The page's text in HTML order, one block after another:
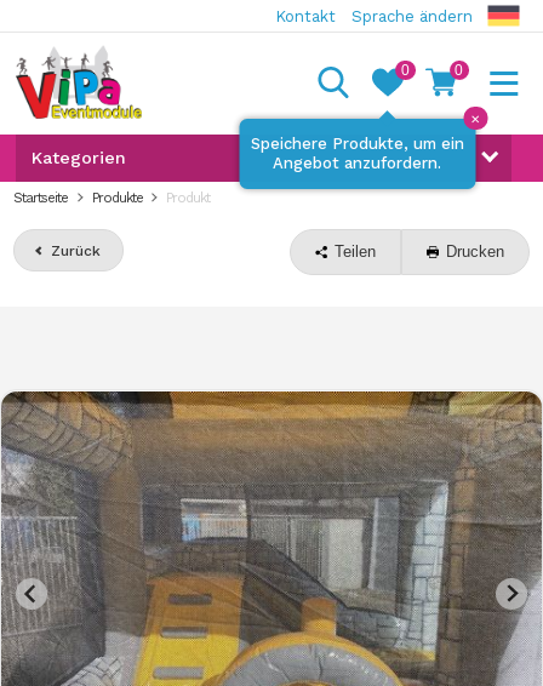
Kontakt Sprache ändern
0
Speichere Produkte, um ein
Angebot anzufordern.
✕
0
Kategorien
Startseite Produkte Produkt
Zurück Teilen Drucken